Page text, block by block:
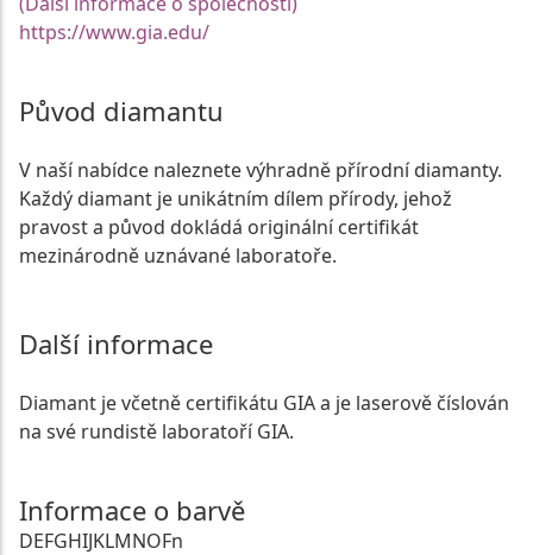
https://www.gia.edu/
Původ diamantu
V naší nabídce naleznete výhradně přírodní diamanty.
Každý diamant je unikátním dílem přírody, jehož
pravost a původ dokládá originální certifikát
mezinárodně uznávané laboratoře.
Další informace
Diamant je včetně certifikátu GIA a je laserově číslován
na své rundistě laboratoří GIA.
Informace o barvě
DEFGHIJKLMNOFn